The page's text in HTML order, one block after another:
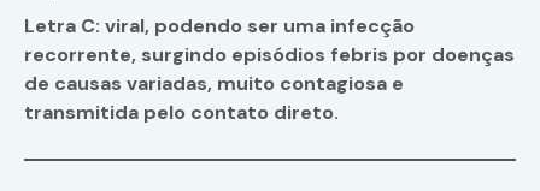
Letra C: viral, podendo ser uma infecção
recorrente, surgindo episódios febris por doenças
de causas variadas, muito contagiosa e
transmitida pelo contato direto.